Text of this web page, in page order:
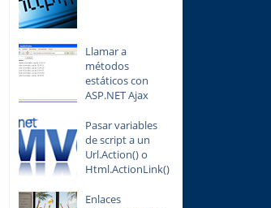
Llamar a
métodos
estáticos con
ASP.NET Ajax
Pasar variables
de script a un
Url.Action() o
Html.ActionLink()
Enlaces